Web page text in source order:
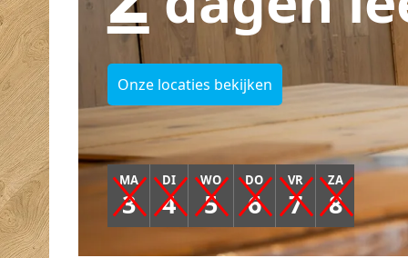
Onze locaties bekijken
MA
3
DI
4
WO
5
DO
6
VR
7
ZA
8